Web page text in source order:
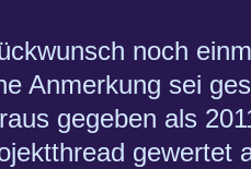
noch
Anmerkung sei
gegeben als
gewertet